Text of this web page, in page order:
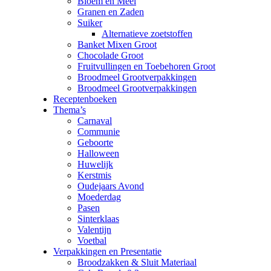
Granen en Zaden
Suiker
Alternatieve zoetstoffen
Banket Mixen Groot
Chocolade Groot
Fruitvullingen en Toebehoren Groot
Broodmeel Grootverpakkingen
Broodmeel Grootverpakkingen
Receptenboeken
Thema’s
Carnaval
Communie
Geboorte
Halloween
Huwelijk
Kerstmis
Oudejaars Avond
Moederdag
Pasen
Sinterklaas
Valentijn
Voetbal
Verpakkingen en Presentatie
Broodzakken & Sluit Materiaal